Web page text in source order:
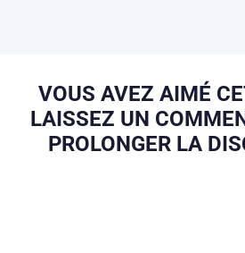
VOUS AVEZ AIMÉ
LAISSEZ UN
PROLONGER LA